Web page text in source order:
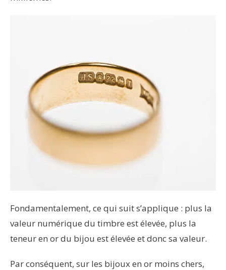
Fondamentalement, ce qui suit s’applique : plus la
valeur numérique du timbre est élevée, plus la
teneur en or du bijou est élevée et donc sa valeur.
Par conséquent, sur les bijoux en or moins chers,